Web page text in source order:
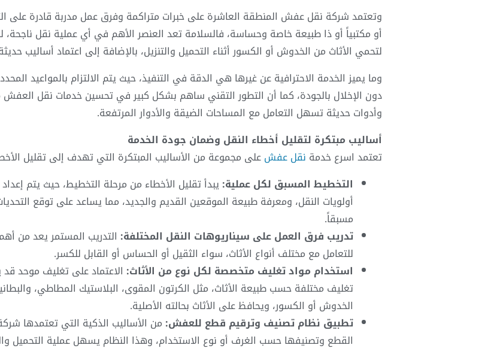
وتعتمد شركة نقل عفش المنطقة العاشرةعلى خبرات متراكمة وفرق عمل مدربة قادرة على
أو مكتبياً أو ذا طبيعة خاصة وحساسة، فالسلامة تعد العنصر الأهم في أي عملية نقل ناجحة،
لتحمي الأثاث من الخدوش أو الكسور أثناء التحميل والتنزيل، بالإضافة إلى اعتماد أساليب
وما يميز الخدمة الاحترافية عن غيرها هي الدقة في التنفيذ، حيث يتم الالتزام بالمواعيد
دون الإخلال بالجودة، كما أن التطور التقني ساهم بشكل كبير في تحسين خدمات نقل
وأدوات حديثة تسهل التعامل مع المساحات الضيقة والأدوار المرتفعة.
أساليب مبتكرة لتقليل أخطاء النقل وضمان جودة الخدمة
تعتمد اسرع خدمة نقل عفشعلى مجموعة من الأساليب المبتكرة التي تهدف إلى تقليل
التخطيط المسبق لكل عملية:يبدأ تقليل الأخطاء من مرحلة التخطيط، حيث يتم
أولويات النقل، ومعرفة طبيعة الموقعين القديم والجديد، مما يساعد على توقع
مسبقاً.
تدريب فرق العمل على سيناريوهات النقل المختلفة: التدريب المستمر يعد من
للتعامل مع مختلف أنواع الأثاث، سواء الثقيل أو الحساس أو القابل للكسر.
استخدام مواد تغليف متخصصة لكل نوع من الأثاث: الاعتماد على تغليف موحد
تغليف مختلفة حسب طبيعة الأثاث، مثل الكرتون المقوى، البلاستيك المطاطي،
الخدوش أو الكسور، ويحافظ على الأثاث بحالته الأصلية.
تطبيق نظام تصنيف وترقيم قطع للعفش: من الأساليب الذكية التي تعتمدها
القطع وتصنيفها حسب الغرف أو نوع الاستخدام، وهذا النظام يسهل عملية التحميل